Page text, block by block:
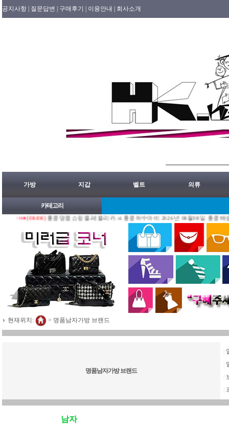
공지사항 | 질문답변 | 구매후기 | 이용안내 | 회사소개
가방 지갑 벨트 의류
카테고리
08]홍콩명품쇼핑몰.레플리카.st.홍콩허수아비 2026년 08월08일 홍콩배송출발 안
현재위치: > 명품남자가방 브랜드
명품남자가방 브랜드
남자